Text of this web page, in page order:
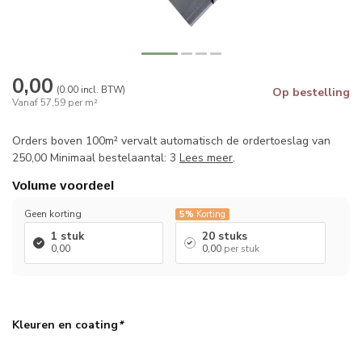
0,00 (0.00 incl. BTW)
Vanaf 57,59 per m²
Op bestelling
Orders boven 100m² vervalt automatisch de ordertoeslag van
250,00 Minimaal bestelaantal: 3 Lees meer.
Volume voordeel
Geen korting
1 stuk
0,00
5% Korting
20 stuks
0,00 per stuk
Kleuren en coating*